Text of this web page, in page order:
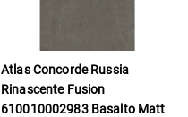
Atlas Concorde Russia
Rinascente Fusion
610010002983 Basalto Matt